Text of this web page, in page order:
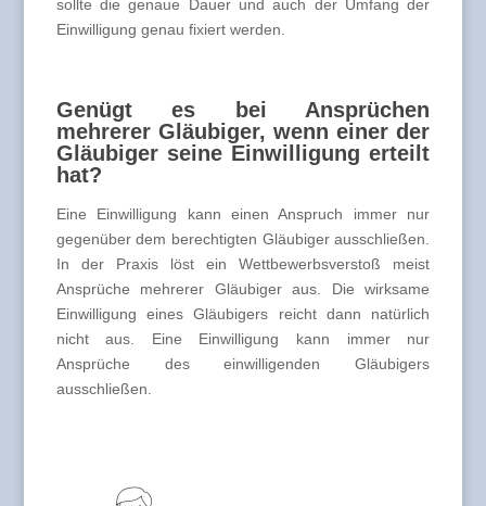
sollte die genaue Dauer und auch der Umfang der
Einwilligung genau fixiert werden.
Genügt es bei Ansprüchen
mehrerer Gläubiger, wenn einer der
Gläubiger seine Einwilligung erteilt
hat?
Eine Einwilligung kann einen Anspruch immer nur
gegenüber dem berechtigten Gläubiger ausschließen.
In der Praxis löst ein Wettbewerbsverstoß meist
Ansprüche mehrerer Gläubiger aus. Die wirksame
Einwilligung eines Gläubigers reicht dann natürlich
nicht aus. Eine Einwilligung kann immer nur
Ansprüche des einwilligenden Gläubigers
ausschließen.